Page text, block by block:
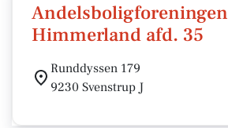
Andelsboligforeningen
Himmerland afd. 35
Runddyssen 179
9230 Svenstrup J